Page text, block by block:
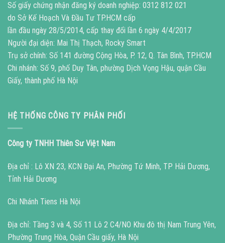
Số giấy chứng nhận đăng ký doanh nghiệp: 0312 812 021
do Sở Kế Hoạch Và Đầu Tư TP.HCM cấp
lần đầu ngày 28/5/2014, cấp thay đổi lần 6 ngày 4/4/2017
Người đại diện: Mai Thị Thạch, Rocky Smart
Trụ sở chính: Số 141 đường Cộng Hòa, P. 12, Q. Tân Bình, TP.HCM
Chi nhánh: Số 9, phố Duy Tân, phường Dịch Vọng Hậu, quận Cầu
Giấy, thành phố Hà Nội
HỆ THỐNG CÔNG TY PHÂN PHỐI
Công ty TNHH Thiên Sư Việt Nam
Địa chỉ : Lô XN 23, KCN Đại An, Phường Tứ Minh, TP Hải Dương,
Tỉnh Hải Dương
Chi Nhánh Tiens Hà Nội
Địa chỉ: Tầng 3 và 4, Số 11 Lô 2 C4/NO Khu đô thị Nam Trung Yên,
Phường Trung Hòa, Quận Cầu giấy, Hà Nội